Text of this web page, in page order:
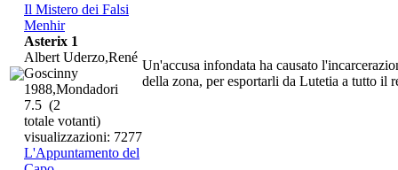
Il Mistero dei Falsi
Menhir
Un'accusa infondata ha causato
della zona, per esportarli da Lutetia a tutto il
Asterix 1
Albert Uderzo,René
Goscinny
1988,Mondadori
7.5 (2
totale votanti)
visualizzazioni: 7277
L'Appuntamento del